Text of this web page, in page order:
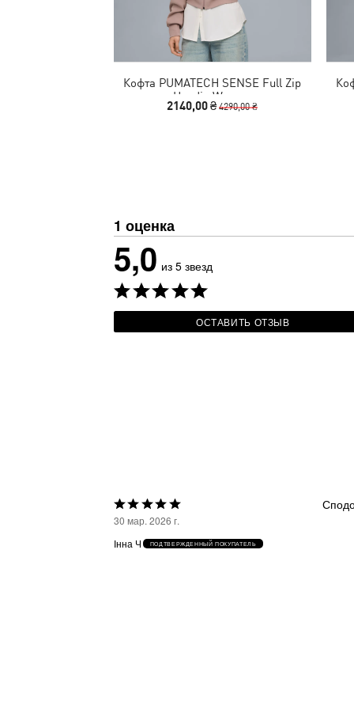
Кофта PUMATECH SENSE Full Zip
Hoodie Women
2140,00 ₴4290,00 ₴
1 оценка
5,0 из 5 звезд
ОСТАВИТЬ ОТЗЫВ
Выбрана
30 мар. 2026 г.
Інна Ч
ПОДТВЕРЖДЕННЫЙ ПОКУПАТЕЛЬ